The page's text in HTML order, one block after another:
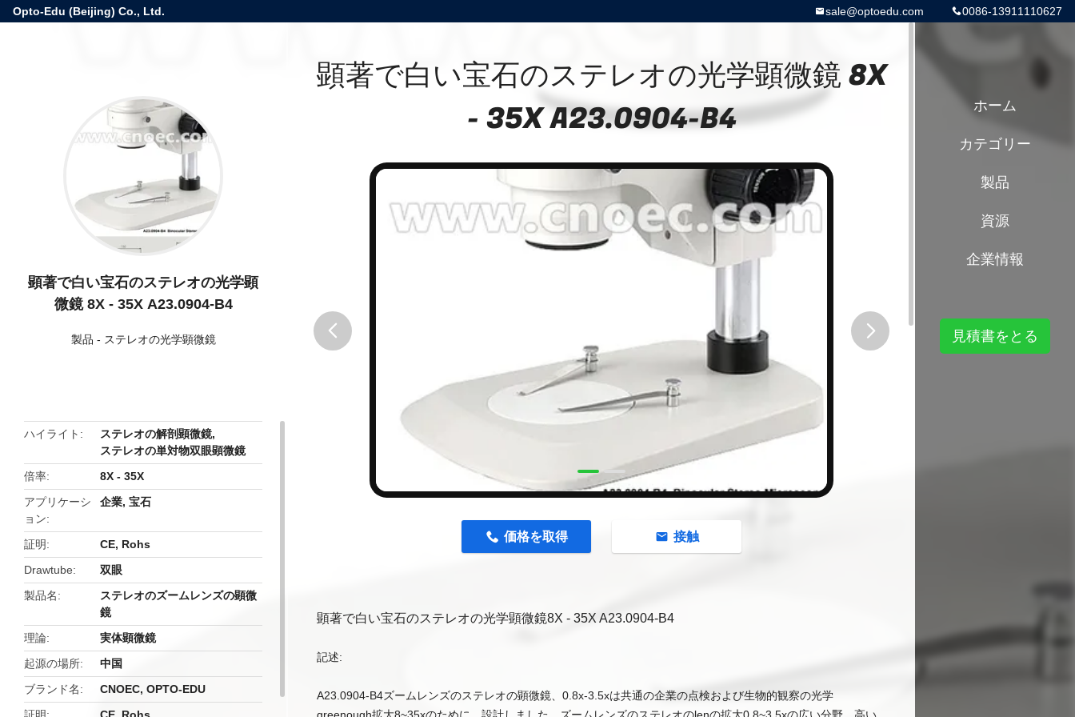
Opto-Edu (Beijing) Co., Ltd. 0086-13911110627
sale@optoedu.com
顕著で白い宝石のステレオの光学顕
微鏡 8X - 35X A23.0904-B4
製品 - ステレオの光学顕微鏡
ハイライト ステレオの解剖顕微鏡,
ステレオの単対物双眼顕微鏡
倍率
8X - 35X
アプリケーシ
ョン
企業, 宝石
証明
CE, Rohs
Drawtube
双眼
製品名
ステレオのズームレンズの顕微
鏡
理論
実体顕微鏡
起源の場所
中国
ブランド名
CNOEC, OPTO-EDU
顕著で白い宝石のステレオの光学顕微鏡 8X
- 35X A23.0904-B4
価格を取得 接触
顕著で白い宝石のステレオの光学顕微鏡8X - 35X A23.0904-B4
記述:
A23.0904-B4ズームレンズのステレオの顕微鏡、0.8x-3.5xは共通の企業の点検および生物的観察の光学
ホーム
カテゴリー
製品
資源
企業情報
見積書をとる